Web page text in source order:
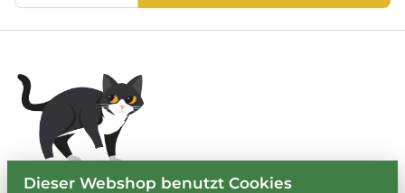
Dieser Webshop benutzt Cookies